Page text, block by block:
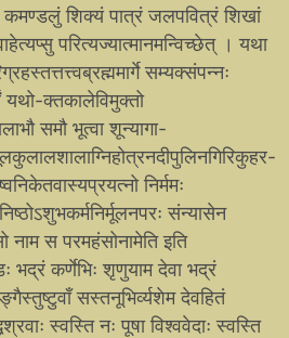
कमण्डलुं शिक्यं पात्रं जलपवित्रं शिखां
परित्यज्यात्मानमन्विच्छेत् । यथा
सम्यक्संपन्नः
यथो-क्तकालेविमुक्तो
समौ भूत्वा शून्यागा-
निर्ममः
संन्यासेन
नाम स परमहंसोनामेति इति
भद्रं कर्णेभिः शृणुयाम देवा भद्रं
सस्तनूभिर्व्यशेम देवहितं
स्वस्ति नः पूषा विश्ववेदाः स्वस्ति